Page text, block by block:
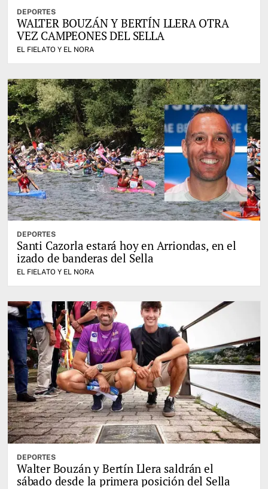
DEPORTES
WALTER BOUZÁN Y BERTÍN LLERA OTRA
VEZ CAMPEONES DEL SELLA
EL FIELATO Y EL NORA
DEPORTES
Santi Cazorla estará hoy en Arriondas, en el
izado de banderas del Sella
EL FIELATO Y EL NORA
DEPORTES
Walter Bouzán y Bertín Llera saldrán el
sábado desde la primera posición del Sella